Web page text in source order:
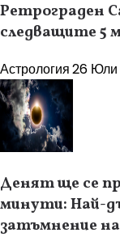
Ретрограден
следващите 5
Астрология26 Юли
Денят ще се
минути: Най-
затъмнение